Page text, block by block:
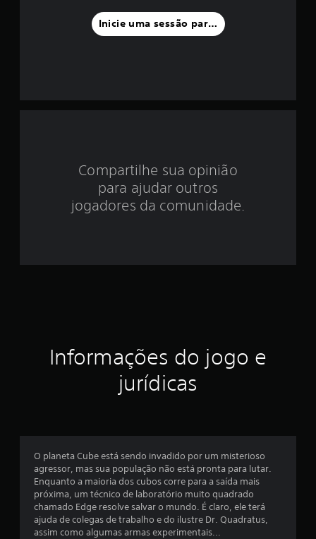
d
l
e
m
u
m
Inicie uma sessão para classificar
Compartilhe sua opinião
para ajudar outros
jogadores da comunidade.
Informações do jogo e
jurídicas
O planeta Cube está sendo invadido por um misterioso
agressor, mas sua população não está pronta para lutar.
Enquanto a maioria dos cubos corre para a saída mais
próxima, um técnico de laboratório muito quadrado
chamado Edge resolve salvar o mundo. É claro, ele terá
ajuda de colegas de trabalho e do ilustre Dr. Quadratus,
assim como algumas armas experimentais...